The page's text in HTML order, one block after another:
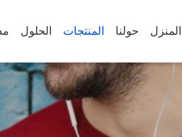
المنزل حولنا المنتجات الحلول